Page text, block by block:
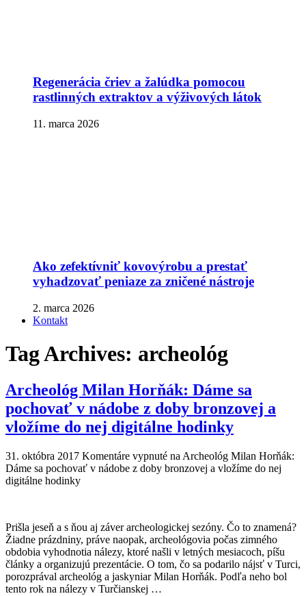
Regenerácia čriev a žalúdka pomocou
rastlinných extraktov a výživových látok
11. marca 2026
Ako zefektívniť kovovýrobu a prestať
vyhadzovať peniaze za zničené nástroje
2. marca 2026
Kontakt
Tag Archives: archeológ
Archeológ Milan Horňák: Dáme sa
pochovať v nádobe z doby bronzovej a
vložíme do nej digitálne hodinky
31. októbra 2017 Komentáre vypnuté na Archeológ Milan Horňák:
Dáme sa pochovať v nádobe z doby bronzovej a vložíme do nej
digitálne hodinky
Prišla jeseň a s ňou aj záver archeologickej sezóny. Čo to znamená?
Žiadne prázdniny, práve naopak, archeológovia počas zimného
obdobia vyhodnotia nálezy, ktoré našli v letných mesiacoch, píšu
články a organizujú prezentácie. O tom, čo sa podarilo nájsť v Turci,
porozprával archeológ a jaskyniar Milan Horňák. Podľa neho bol
tento rok na nálezy v Turčianskej …